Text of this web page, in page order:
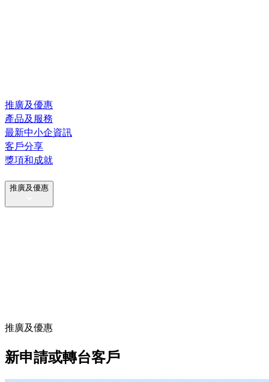
推廣及優惠
產品及服務
最新中小企資訊
客戶分享
獎項和成就
推廣及優惠
推廣及優惠
新申請或轉台客戶